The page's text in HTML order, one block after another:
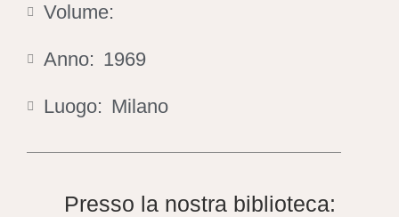
Volume:
Anno: 1969
Luogo: Milano
Presso la nostra biblioteca: